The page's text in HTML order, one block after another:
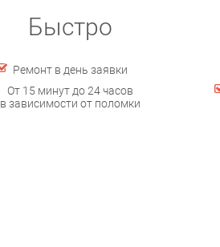
Быстро
Ремонт в день заявки
От 15 минут до 24 часов
в зависимости от поломки